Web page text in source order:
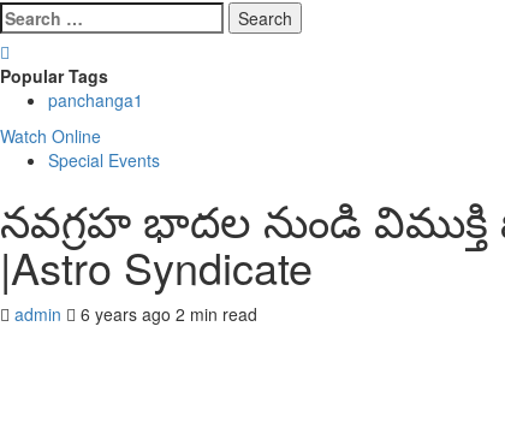
Search
for:
Popular Tags
panchanga1
Watch Online
Special Events
నవగ్రహ భాదల నుండి
|Astro Syndicate
admin 6 years ago 2 min read